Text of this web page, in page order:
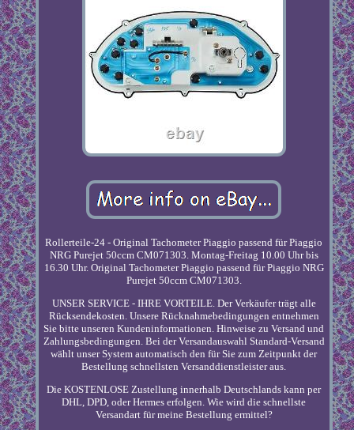
Rollerteile-24 - Original Tachometer Piaggio passend für Piaggio
NRG Purejet 50ccm CM071303. Montag-Freitag 10.00 Uhr bis
16.30 Uhr. Original Tachometer Piaggio passend für Piaggio NRG
Purejet 50ccm CM071303.
UNSER SERVICE - IHRE VORTEILE. Der Verkäufer trägt alle
Rücksendekosten. Unsere Rücknahmebedingungen entnehmen
Sie bitte unseren Kundeninformationen. Hinweise zu Versand und
Zahlungsbedingungen. Bei der Versandauswahl Standard-Versand
wählt unser System automatisch den für Sie zum Zeitpunkt der
Bestellung schnellsten Versanddienstleister aus.
Die KOSTENLOSE Zustellung innerhalb Deutschlands kann per
DHL, DPD, oder Hermes erfolgen. Wie wird die schnellste
Versandart für meine Bestellung ermittel?